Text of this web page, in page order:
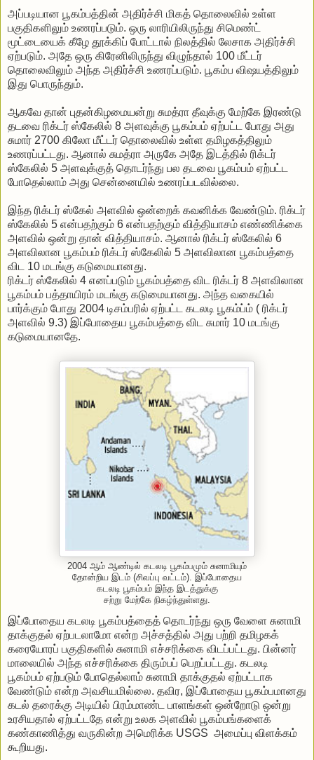
அப்படியான பூகம்பத்தின் அதிர்ச்சி மிகத் தொலைவில் உள்ள
பகுதிகளிலும் உணரப்படும். ஒரு லாரியிலிருந்து சிமெண்ட்
மூட்டையைக் கீழே தூக்கிப் போட்டால் நிலத்தில் லேசாக அதிர்ச்சி
ஏற்படும். அதே ஒரு கிரேனிலிருந்து விழுந்தால் 100 மீட்டர்
தொலைவிலும் அந்த அதிர்ச்சி உணரப்படும். பூகம்ப விஷயத்திலும்
இது பொருந்தும்.
ஆகவே தான் புதன்கிழமையன்று சுமத்ரா தீவுக்கு மேற்கே இரண்டு
தடவை ரிக்டர் ஸ்கேலில் 8 அளவுக்கு பூகம்பம் ஏற்பட்ட போது அது
சுமார் 2700 கிலோ மீட்டர் தொலைவில் உள்ள தமிழகத்திலும்
உணரப்பட்டது. ஆனால் சுமத்ரா அருகே அதே இடத்தில் ரிக்டர்
ஸ்கேலில் 5 அளவுக்குத் தொடர்ந்து பல தடவை பூகம்பம் ஏற்பட்ட
போதெல்லாம் அது சென்னையில் உணரப்படவில்லை.
இந்த ரிக்டர் ஸ்கேல் அளவில் ஒன்றைக் கவனிக்க வேண்டும். ரிக்டர்
ஸ்கேலில் 5 என்பதற்கும் 6 என்பதற்கும் வித்தியாசம் எண்ணிக்கை
அளவில் ஒன்று தான் வித்தியாசம். ஆனால் ரிக்டர் ஸ்கேலில் 6
அளவிலான பூகம்பம் ரிக்டர் ஸ்கேலில் 5 அளவிலான பூகம்பத்தை
விட 10 மடங்கு கடுமையானது.
ரிக்டர் ஸ்கேலில் 4 எனப்படும் பூகம்பத்தை விட ரிக்டர் 8 அளவிலான
பூகம்பம் பத்தாயிரம் மடங்கு கடுமையானது. அந்த வகையில்
பார்க்கும் போது 2004 டிசம்பரில் ஏற்பட்ட கடலடி பூகம்ப்ம் ( ரிக்டர்
அளவில் 9.3) இப்போதைய பூகம்பத்தை விட சுமார் 10 மடங்கு
கடுமையானதே.
2004 ஆம் ஆண்டில் கடலடி பூகம்பமும் சுனாமியும்
தோன்றிய இடம் (சிவப்பு வட்டம்). இப்போதைய
கடலடி பூகம்பம் இந்த இடத்துக்கு
சற்று மேற்கே நிகழ்ந்துள்ளது.
இப்போதைய கடலடி பூகம்பத்தைத் தொடர்ந்து ஒரு வேளை சுனாமி
தாக்குதல் ஏற்படலாமோ என்ற அச்சத்தில் அது பற்றி தமிழகக்
கரையோரப் பகுதிகளில் சுனாமி எச்சரிக்கை விடப்பட்டது. பின்னர்
மாலையில் அந்த எச்சரிக்கை திரும்பப் பெறப்பட்டது. கடலடி
பூகம்பம் ஏற்படும் போதெல்லாம் சுனாமி தாக்குதல் ஏற்பட்டாக
வேண்டும் என்ற அவசியமில்லை. தவிர, இப்போதைய பூகம்பமானது
கடல் தரைக்கு அடியில் பிரம்மாண்ட பாளங்கள் ஒன்றோடு ஒன்று
உரசியதால் ஏற்பட்டதே என்று உலக அளவில் பூகம்பங்களைக்
கண்காணித்து வருகின்ற அமெரிக்க USGS அமைப்பு விளக்கம்
கூறியது.